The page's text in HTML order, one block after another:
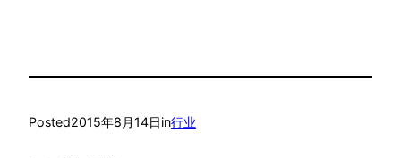
Posted2015年8月14日in行业